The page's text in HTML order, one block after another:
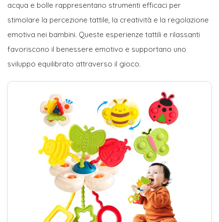
acqua e bolle rappresentano strumenti efficaci per
stimolare la percezione tattile, la creatività e la regolazione
emotiva nei bambini. Queste esperienze tattili e rilassanti
favoriscono il benessere emotivo e supportano uno
sviluppo equilibrato attraverso il gioco.